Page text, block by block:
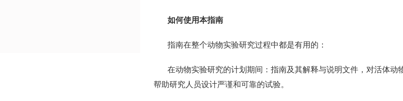
如何使用本指南
指南在整个动物实验研究过程中都是有用的：
在动物实验研究的计划期间：指南及其解释与说明文件，对活体
帮助研究人员设计严谨和可靠的试验。